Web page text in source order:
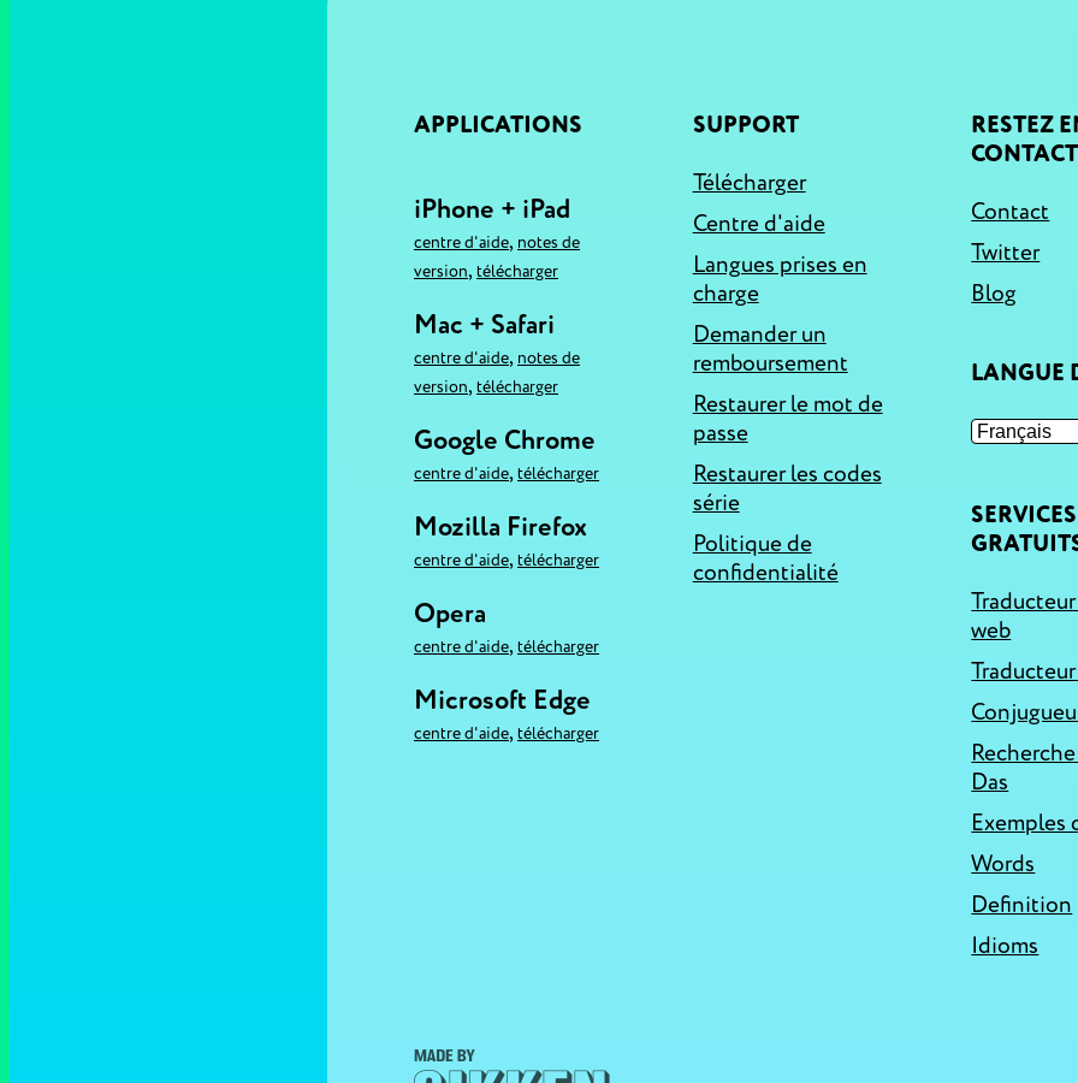
APPLICATIONS
iPhone + iPad
centre d'aide, notes de
version, télécharger
Mac + Safari
centre d'aide, notes de
version, télécharger
Google Chrome
centre d'aide, télécharger
Mozilla Firefox
centre d'aide, télécharger
Opera
centre d'aide, télécharger
Microsoft Edge
centre d'aide, télécharger
SUPPORT
Télécharger
Centre d'aide
Langues prises en
charge
Demander un
remboursement
Restaurer le mot de
passe
Restaurer les codes
série
Politique de
confidentialité
RESTEZ
CONTACT
Contact
Twitter
Blog
LANGUE
SERVICES
web
Das
Words
Definition
Idioms